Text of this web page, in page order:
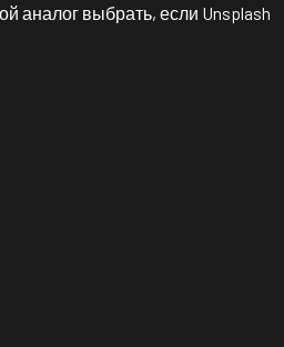
аналог выбрать, если Unsplash